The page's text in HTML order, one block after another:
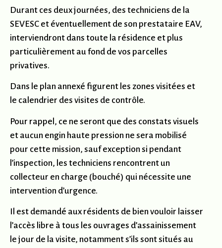
Durant ces deux journées, des techniciens de la
SEVESC et éventuellement de son prestataire EAV,
interviendront dans toute la résidence et plus
particulièrement au fond de vos parcelles
privatives.
Dans le plan annexé figurent les zones visitées et
le calendrier des visites de contrôle.
Pour rappel, ce ne seront que des constats visuels
et aucun engin haute pression ne sera mobilisé
pour cette mission, sauf exception si pendant
l’inspection, les techniciens rencontrent un
collecteur en charge (bouché) qui nécessite une
intervention d’urgence.
Il est demandé aux résidents de bien vouloir laisser
l’accès libre à tous les ouvrages d’assainissement
le jour de la visite, notamment s’ils sont situés au